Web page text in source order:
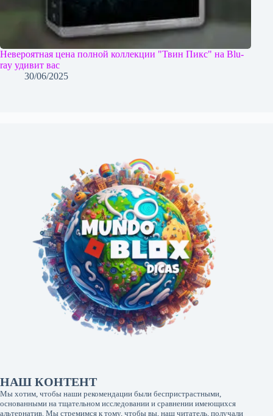
Невероятная цена полной коллекции "Твин Пикс" на Blu-
ray удивит вас
30/06/2025
НАШ КОНТЕНТ
Мы хотим, чтобы наши рекомендации были беспристрастными,
основанными на тщательном исследовании и сравнении имеющихся
альтернатив. Мы стремимся к тому, чтобы вы, наш читатель, получали